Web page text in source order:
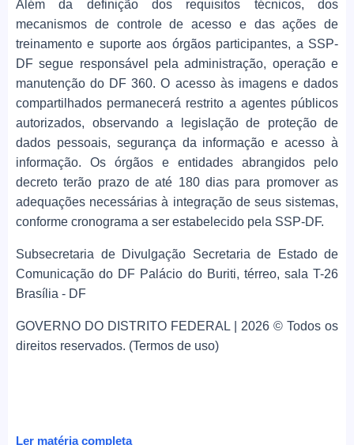
Além da definição dos requisitos técnicos, dos
mecanismos de controle de acesso e das ações de
treinamento e suporte aos órgãos participantes, a SSP-
DF segue responsável pela administração, operação e
manutenção do DF 360. O acesso às imagens e dados
compartilhados permanecerá restrito a agentes públicos
autorizados, observando a legislação de proteção de
dados pessoais, segurança da informação e acesso à
informação. Os órgãos e entidades abrangidos pelo
decreto terão prazo de até 180 dias para promover as
adequações necessárias à integração de seus sistemas,
conforme cronograma a ser estabelecido pela SSP-DF.
Subsecretaria de Divulgação Secretaria de Estado de
Comunicação do DF Palácio do Buriti, térreo, sala T-26
Brasília - DF
GOVERNO DO DISTRITO FEDERAL | 2026 © Todos os
direitos reservados. (Termos de uso)
Ler matéria completa